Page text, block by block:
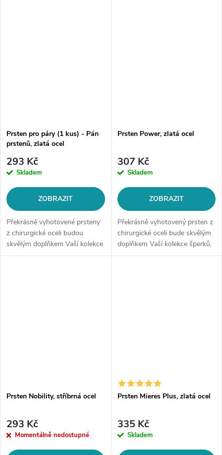
Prsten pro páry (1 kus) - Pán
prstenů, zlatá ocel
293 Kč
Skladem
ZOBRAZIT
Překrásně vyhotovené prsteny
z chirurgické oceli budou
skvělým doplňkem Vaší kolekce
šperků. Materiál: chirurgická
Prsten Power, zlatá ocel
307 Kč
Skladem
ZOBRAZIT
Překrásně vyhotovený prsten z
chirurgické oceli bude skvělým
doplňkem Vaší kolekce šperků.
Materiál: chirurgická ocel
Prsten Nobility, stříbrná ocel
293 Kč
Momentálně nedostupné
Prsten Mieres Plus, zlatá ocel
335 Kč
Skladem